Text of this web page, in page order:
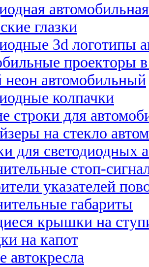
глазки
3d логотипы
проекторы
неон автомобильный
колпачки
строки для
на стекло
для светодиодных
стоп-
указателей
габариты
крышки на
на капот
автокресла